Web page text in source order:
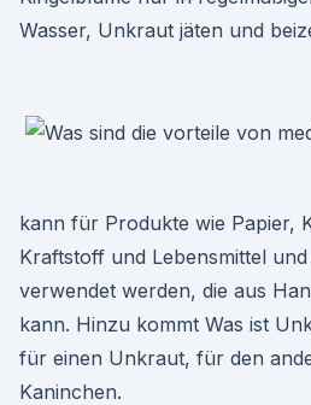
Wasser, Unkraut jäten und
kann für Produkte wie Papier,
Kraftstoff und Lebensmittel
verwendet werden, die aus
kann. Hinzu kommt Was ist
für einen Unkraut, für den
Kaninchen.